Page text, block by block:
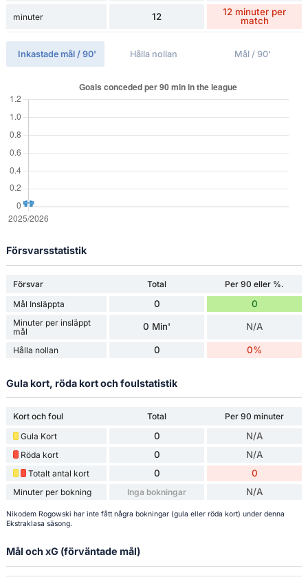
minuter 12
12 minuter per
match
Inkastade mål / 90' Hålla nollan Mål / 90'
Försvarsstatistik
Försvar Total
Per 90 eller %.
Mål Insläppta
0 0
Minuter per insläppt
mål
0 Min' N/A
Hålla nollan 0 0%
Gula kort, röda kort och foulstatistik
Kort och foul Total
Per 90 minuter
Gula Kort
0 N/A
Röda kort 0 N/A
Totalt antal kort 0 0
Minuter per bokning Inga bokningar N/A
Nikodem Rogowski har inte fått några bokningar (gula eller röda kort) under denna
Ekstraklasa säsong.
Mål och xG (förväntade mål)